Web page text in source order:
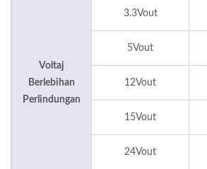
Voltaj
Berlebihan
Perlindungan
3.3Vout
5Vout
12Vout
15Vout
24Vout